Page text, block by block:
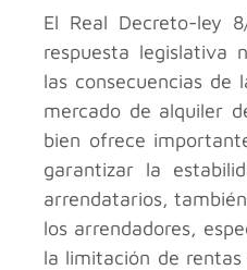
El Real Decreto-ley
respuesta legislativa
las consecuencias de
mercado de alquiler
bien ofrece
garantizar la
arrendatarios,
los arrendadores,
la limitación de